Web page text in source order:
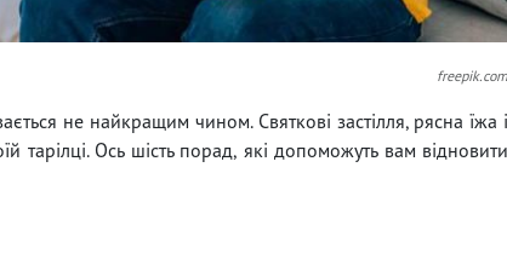
freepik.com
не найкращим чином. Святкові застілля, рясна їжа і
тарілці. Ось шість порад, які допоможуть вам відновити